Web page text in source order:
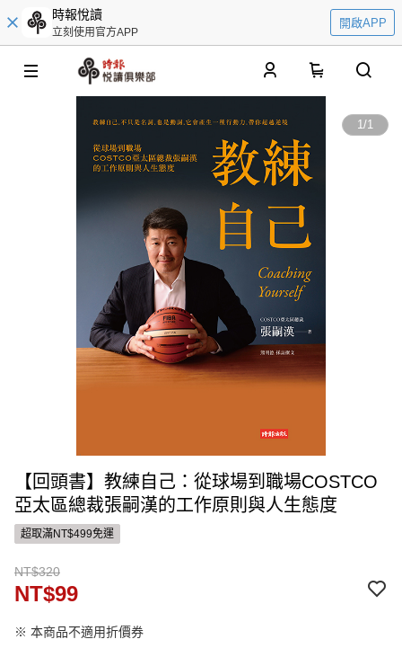
時報悅讀
立刻使用官方APP
開啟APP
1/1
【回頭書】教練自己：從球場到職場COSTCO
亞太區總裁張嗣漢的工作原則與人生態度
超取滿NT$499免運
NT$320
NT$99
※ 本商品不適用折價券